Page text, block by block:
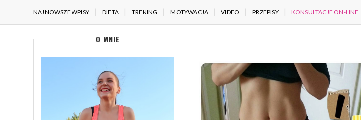
NAJNOWSZE WPISY DIETA TRENING MOTYWACJA VIDEO PRZEPISY KONSULTACJE ON-LINE
O MNIE